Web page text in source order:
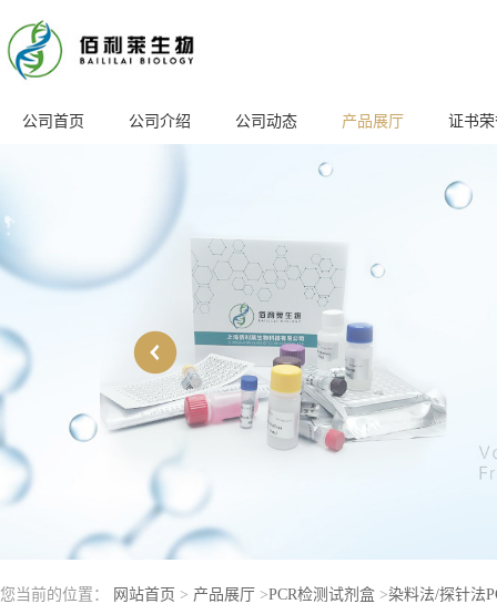
公司首页 公司介绍 公司动态 产品展厅 证书
您当前的位置： 网站首页 > 产品展厅 >PCR检测试剂盒 >染料法/探针法